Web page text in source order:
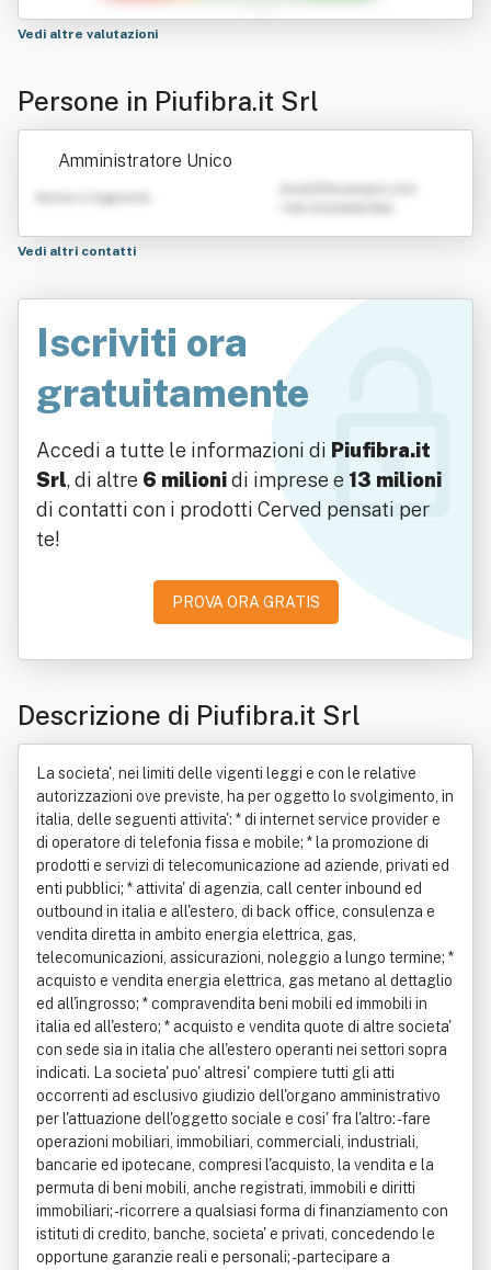
Vedi altre valutazioni
Persone in Piufibra.it Srl
Amministratore Unico
Nome e Cognome
Vedi altri contatti
Iscriviti ora
gratuitamente
Accedi a tutte le informazioni di Piufibra.it
Srl, di altre 6 milionidi imprese e 13 milioni
di contatti con i prodotti Cerved pensati per
te!
PROVA ORA GRATIS
Descrizione di Piufibra.it Srl
La societa', nei limiti delle vigenti leggi e con le relative
autorizzazioni ove previste, ha per oggetto lo svolgimento, in
italia, delle seguenti attivita': * di internet service provider e
di operatore di telefonia fissa e mobile; * la promozione di
prodotti e servizi di telecomunicazione ad aziende, privati ed
enti pubblici; * attivita' di agenzia, call center inbound ed
outbound in italia e all'estero, di back office, consulenza e
vendita diretta in ambito energia elettrica, gas,
telecomunicazioni, assicurazioni, noleggio a lungo termine; *
acquisto e vendita energia elettrica, gas metano al dettaglio
ed all'ingrosso; * compravendita beni mobili ed immobili in
italia ed all'estero; * acquisto e vendita quote di altre societa'
con sede sia in italia che all'estero operanti nei settori sopra
indicati. La societa' puo' altresi' compiere tutti gli atti
occorrenti ad esclusivo giudizio dell'organo amministrativo
per l'attuazione dell'oggetto sociale e cosi' fra l'altro: - fare
operazioni mobiliari, immobiliari, commerciali, industriali,
bancarie ed ipotecane, compresi l'acquisto, la vendita e la
permuta di beni mobili, anche registrati, immobili e diritti
immobiliari; - ricorrere a qualsiasi forma di finanziamento con
istituti di credito, banche, societa' e privati, concedendo le
opportune garanzie reali e personali; - partecipare a